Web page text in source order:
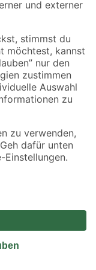
Angebote sind unter
Verfügbarkeiten beziehen
Speditionsversand, hier
widerrufen